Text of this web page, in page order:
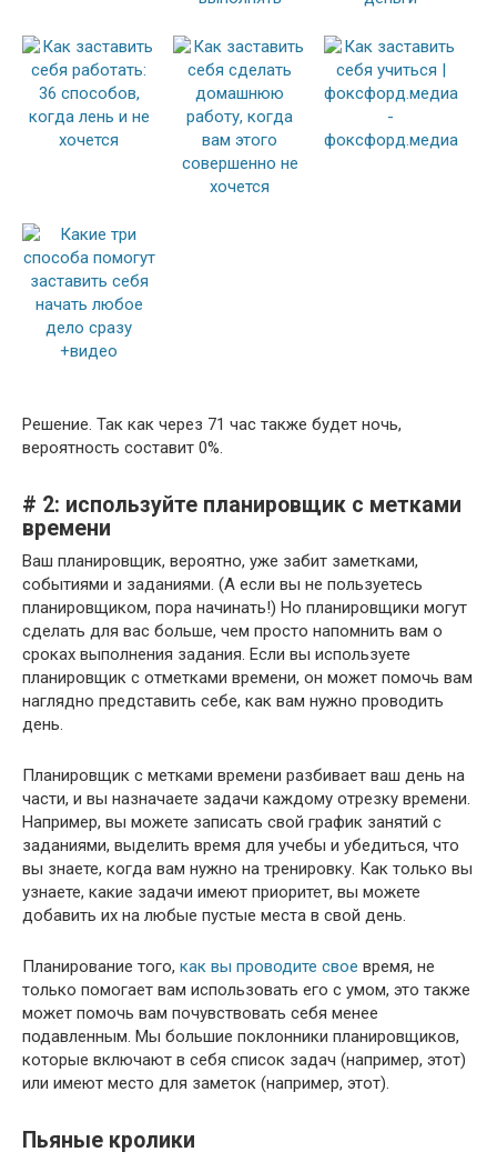
Решение. Так как через 71 час также будет ночь,
вероятность составит 0%.
# 2: используйте планировщик с метками
времени
Ваш планировщик, вероятно, уже забит заметками,
событиями и заданиями. (А если вы не пользуетесь
планировщиком, пора начинать!) Но планировщики могут
сделать для вас больше, чем просто напомнить вам о
сроках выполнения задания. Если вы используете
планировщик с отметками времени, он может помочь вам
наглядно представить себе, как вам нужно проводить
день.
Планировщик с метками времени разбивает ваш день на
части, и вы назначаете задачи каждому отрезку времени.
Например, вы можете записать свой график занятий с
заданиями, выделить время для учебы и убедиться, что
вы знаете, когда вам нужно на тренировку. Как только вы
узнаете, какие задачи имеют приоритет, вы можете
добавить их на любые пустые места в свой день.
Планирование того, как вы проводите свое время, не
только помогает вам использовать его с умом, это также
может помочь вам почувствовать себя менее
подавленным. Мы большие поклонники планировщиков,
которые включают в себя список задач (например, этот)
или имеют место для заметок (например, этот).
Пьяные кролики